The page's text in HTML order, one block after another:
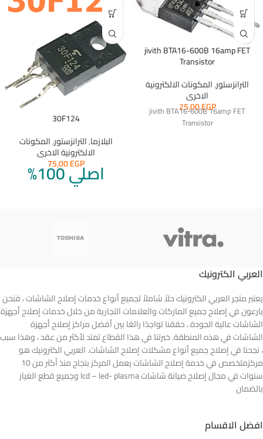
jivith BTA16-600B 16amp FET
Transistor
الترانزستور,المكونات الالكترونية
الاخرى
25,00EGP
jivith BTA16-600B 16amp FET
Transistor
30F124
البلازما,الترانزستور,المكونات
الالكترونية الاخرى
75,00EGP
اصلي 100%
العربي الكترونيك
يعتبر متجر العربي الكترونيك حلاً شاملاً لجميع أنواع خدمات إصلاح الشاشات ، فنحن
بارعون في إصلاح جميع الماركات والعلامات التجارية من خلال خدمات إصلاح أجهزة
الشاشات عالية الجودة ، حققنا تواجدًا رائعًا بين أفضل مراكز إصلاح أجهزة
الشاشات في هذه المنطقة. خبرتنا في هذا القطاع تمتد لأكثر من عقد ، وهذا سبب
، نجحنا في إصلاح جميع أنواع مشكلات إصلاح الشاشات. العربي الكترونيك هو
مركزمتخصص في خدمة إصلاح الشاشات يعمل المركز بنجاح منذ أكثر من 10
سنوات في مجال إصلاح صيانة شاشات lcd – led- plasma وجميع قطع الغيار
بالضمان
افضل الاقسام